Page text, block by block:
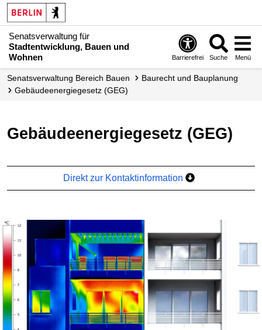
Senatsverwaltung für
Stadtentwicklung, Bauen und
Wohnen
Barrierefrei Suche Menü
Senats­verwaltung Bereich Bauen
Baurecht und Bauplanung
Gebäudeenergie­gesetz (GEG)
Gebäudeenergiegesetz (GEG)
Direkt zur Kontaktinformation